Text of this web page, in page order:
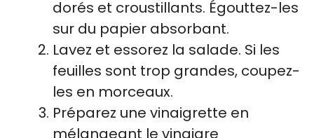
dorés et croustillants. Égouttez-les
sur du papier absorbant.
Lavez et essorez la salade. Si les
feuilles sont trop grandes, coupez-
les en morceaux.
Préparez une vinaigrette en
mélangeant le vinaigre